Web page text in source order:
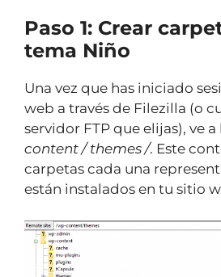
Paso 1: Crear
tema Niño
Una vez que has iniciado
web a través de Filezilla (o
servidor FTP que elijas), ve
content / themes /. Este
carpetas cada una
están instalados en tu sitio